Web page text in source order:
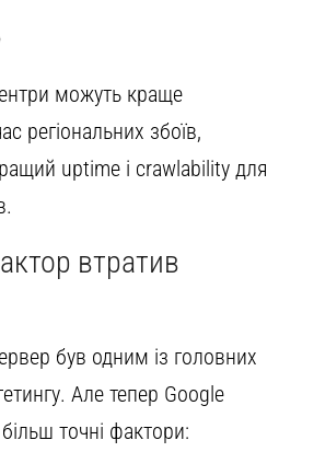
можуть краще
регіональних збоїв,
uptime і crawlability для
втратив
був одним із головних
Але тепер Google
точні фактори: